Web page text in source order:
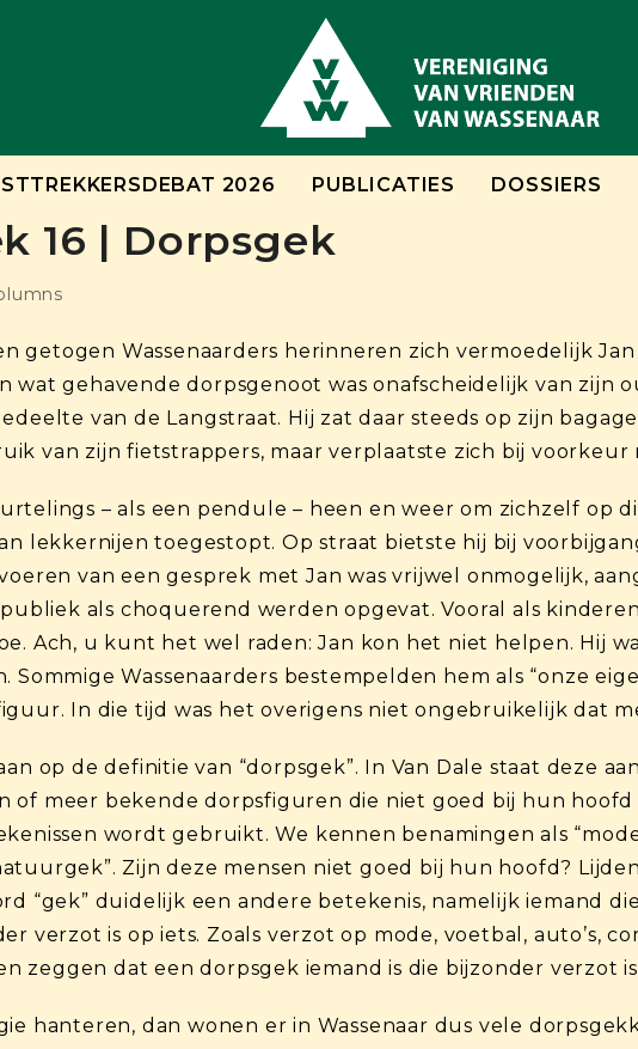
2026 PUBLICATIES DOSSIERS
16 | Dorpsgek
getogen Wassenaarders herinneren zich vermoedelijk
wat gehavende dorpsgenoot was onafscheidelijk van zijn
van de Langstraat. Hij zat daar steeds op zijn
van zijn fietstrappers, maar verplaatste zich bij
– als een pendule – heen en weer om zichzelf op
lekkernijen toegestopt. Op straat bietste hij bij
van een gesprek met Jan was vrijwel onmogelijk,
als choquerend werden opgevat. Vooral als
Ach, u kunt het wel raden: Jan kon het niet helpen. Hij
Sommige Wassenaarders bestempelden hem als “onze
In die tijd was het overigens niet ongebruikelijk dat
op de definitie van “dorpsgek”. In Van Dale staat deze
of meer bekende dorpsfiguren die niet goed bij hun
wordt gebruikt. We kennen benamingen als
Zijn deze mensen niet goed bij hun hoofd?
“gek” duidelijk een andere betekenis, namelijk iemand
verzot is op iets. Zoals verzot op mode, voetbal, auto’s,
zeggen dat een dorpsgek iemand is die bijzonder verzot
hanteren, dan wonen er in Wassenaar dus vele